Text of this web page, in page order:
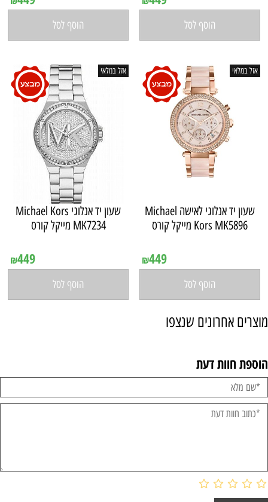
הוסף לסל הוסף לסל
אזל במלאי
שעון יד ‏אנלוגי ‏לאישה Michael
Kors MK5896 מייקל קורס
₪449
הוסף לסל
אזל במלאי
שעון יד ‏אנלוגי Michael Kors
MK7234 מייקל קורס
₪449
הוסף לסל
מוצרים אחרונים שנצפו
הוספת חוות דעת